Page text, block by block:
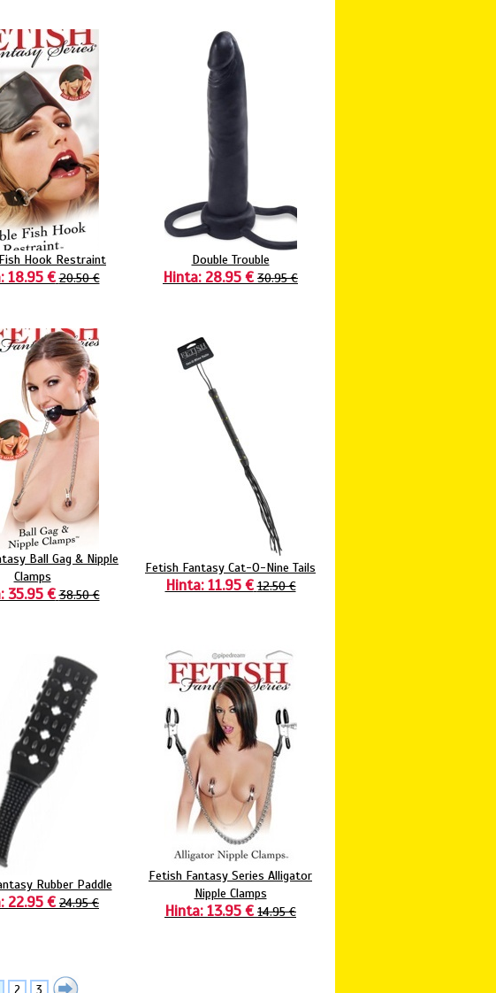
Hook Restraint
18.95 € 20.50 €
Double Trouble
Hinta: 28.95 € 30.95 €
Ball Gag & Nipple
Clamps
35.95 € 38.50 €
Fetish Fantasy Cat-O-Nine Tails
Hinta: 11.95 € 12.50 €
Rubber Paddle
22.95 € 24.95 €
Fetish Fantasy Series Alligator
Nipple Clamps
Hinta: 13.95 € 14.95 €
2 3